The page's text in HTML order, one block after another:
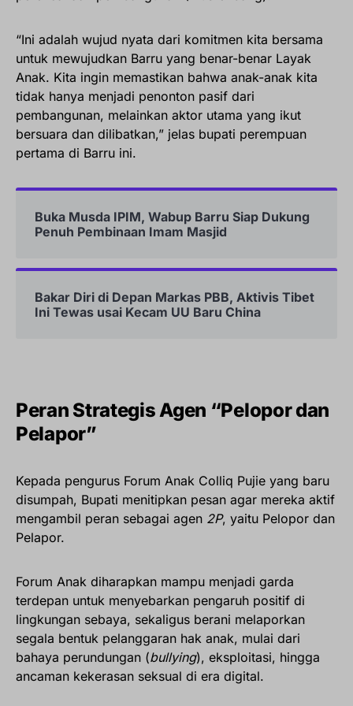
“Ini adalah wujud nyata dari komitmen kita bersama
untuk mewujudkan Barru yang benar-benar Layak
Anak. Kita ingin memastikan bahwa anak-anak kita
tidak hanya menjadi penonton pasif dari
pembangunan, melainkan aktor utama yang ikut
bersuara dan dilibatkan,” jelas bupati perempuan
pertama di Barru ini.
Buka Musda IPIM, Wabup Barru Siap Dukung
Penuh Pembinaan Imam Masjid
Bakar Diri di Depan Markas PBB, Aktivis Tibet
Ini Tewas usai Kecam UU Baru China
Peran Strategis Agen “Pelopor dan
Pelapor”
Kepada pengurus Forum Anak Colliq Pujie yang baru
disumpah, Bupati menitipkan pesan agar mereka aktif
mengambil peran sebagai agen 2P, yaitu Pelopor dan
Pelapor.
Forum Anak diharapkan mampu menjadi garda
terdepan untuk menyebarkan pengaruh positif di
lingkungan sebaya, sekaligus berani melaporkan
segala bentuk pelanggaran hak anak, mulai dari
bahaya perundungan (bullying), eksploitasi, hingga
ancaman kekerasan seksual di era digital.